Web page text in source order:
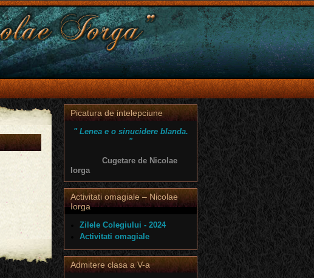
Picatura de intelepciune
" Lenea e o sinucidere blanda.
"
Cugetare de Nicolae
Iorga
Activitati omagiale – Nicolae
Iorga
Zilele Colegiului - 2024
Activitati omagiale
Admitere clasa a V-a